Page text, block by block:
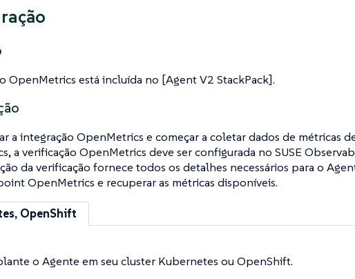
OpenMetrics está incluída no [Agent V2 StackPack].
a integração OpenMetrics e começar a coletar dados de métricas
a verificação OpenMetrics deve ser configurada no SUSE
da verificação fornece todos os detalhes necessários para o
OpenMetrics e recuperar as métricas disponíveis.
OpenShift
o Agente em seu cluster Kubernetes ou OpenShift.